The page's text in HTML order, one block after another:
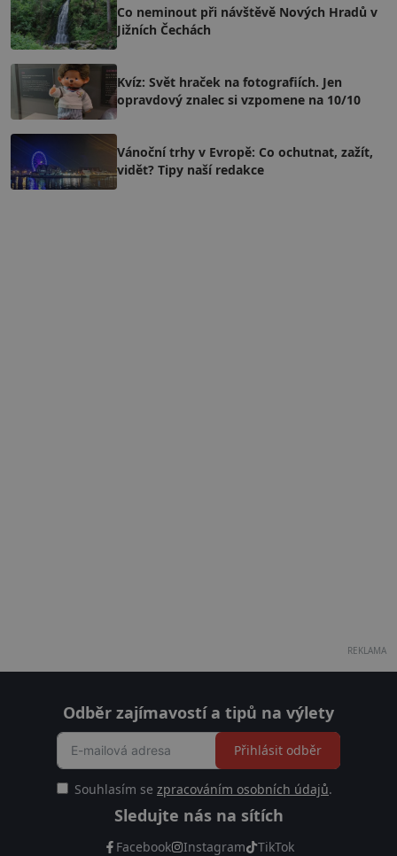
Co neminout při návštěvě Nových Hradů v
Jižních Čechách
Kvíz: Svět hraček na fotografiích. Jen
opravdový znalec si vzpomene na 10/10
Vánoční trhy v Evropě: Co ochutnat, zažít,
vidět? Tipy naší redakce
REKLAMA
Odběr zajímavostí a tipů na výlety
Souhlasím se zpracováním osobních údajů.
Přihlásit odběr
Sledujte nás na sítích
Facebook Instagram TikTok